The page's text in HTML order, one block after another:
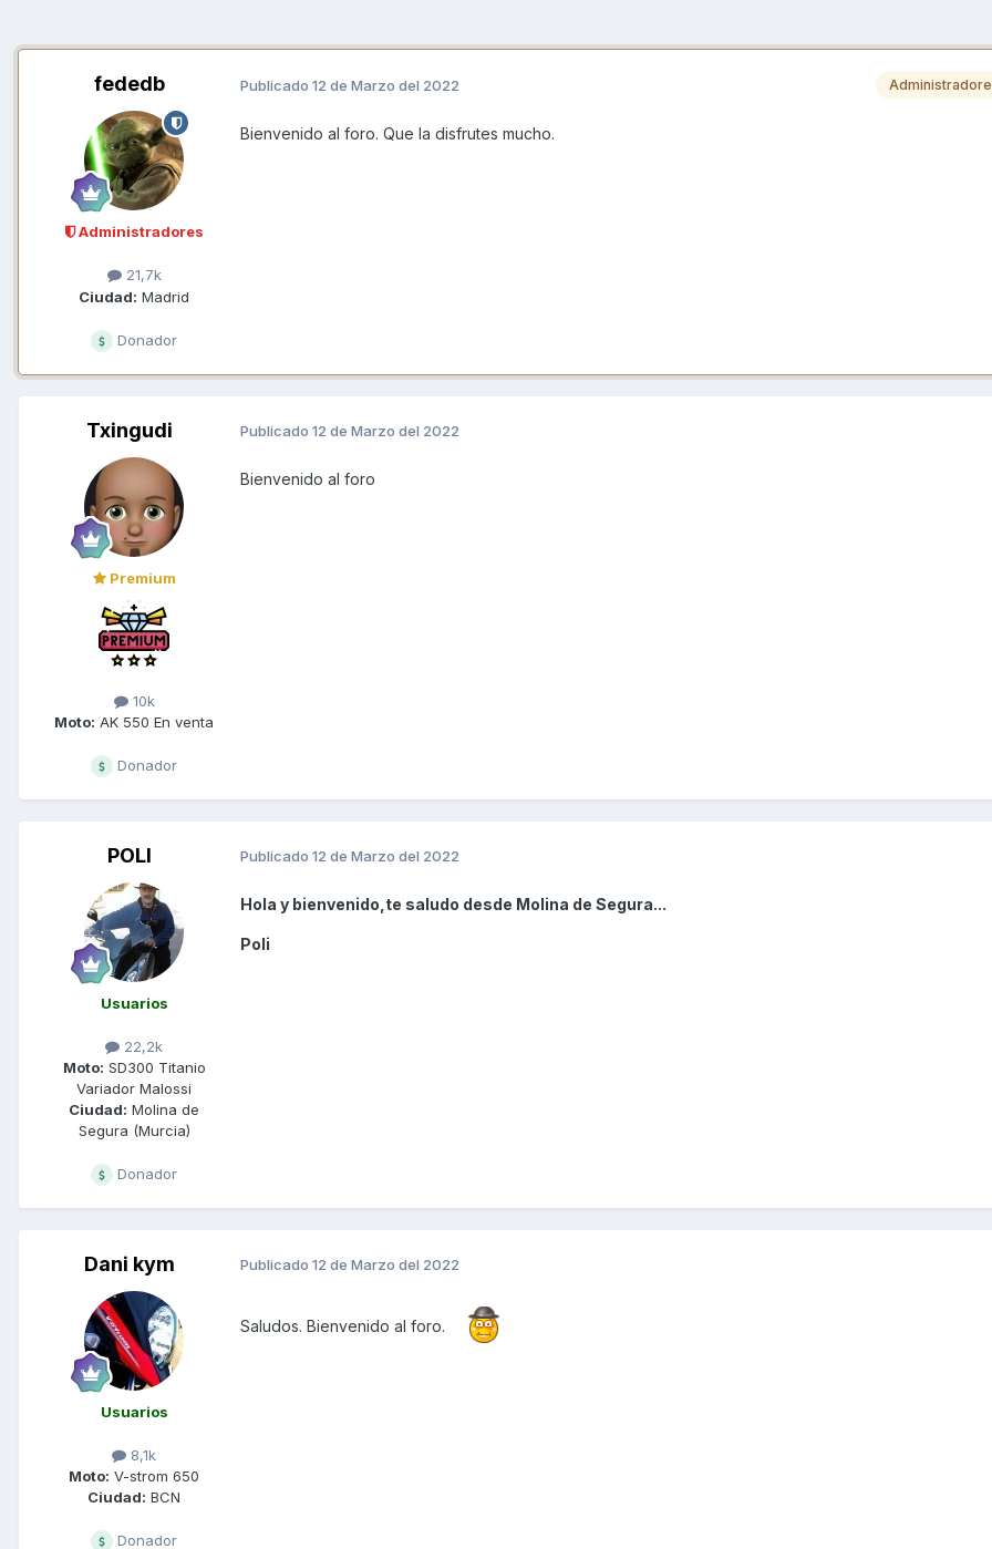
fededb
Administradores
21,7k
Ciudad: Madrid
Donador
Publicado 12 de Marzo del 2022
Bienvenido al foro. Que la disfrutes mucho.
Txingudi
Premium
10k
Moto: AK 550 En venta
Donador
Publicado 12 de Marzo del 2022
Bienvenido al foro
POLI
Usuarios
22,2k
Moto: SD300 Titanio
Variador Malossi
Ciudad: Molina de
Segura (Murcia)
Donador
Publicado 12 de Marzo del 2022
Hola y bienvenido,te saludo desde Molina de Segura...
Poli
Dani kym
Usuarios
8,1k
Moto: V-strom 650
Ciudad: BCN
Donador
Publicado 12 de Marzo del 2022
Saludos. Bienvenido al foro.